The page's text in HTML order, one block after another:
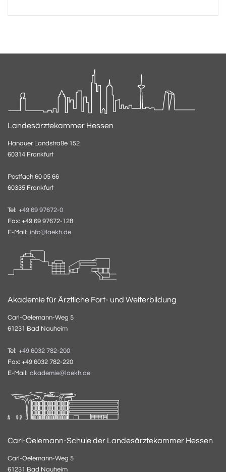
Landesärztekammer Hessen
Hanauer Landstraße 152
60314 Frankfurt
Postfach 60 05 66
60335 Frankfurt
Tel: +49 69 97672-0
Fax: +49 69 97672-128
E-Mail: info@laekh.de
Akademie für Ärztliche Fort- und Weiterbildung
Carl-Oelemann-Weg 5
61231 Bad Nauheim
Tel: +49 6032 782-200
Fax: +49 6032 782-220
E-Mail: akademie@laekh.de
Carl-Oelemann-Schule der Landesärztekammer Hessen
Carl-Oelemann-Weg 5
61231 Bad Nauheim